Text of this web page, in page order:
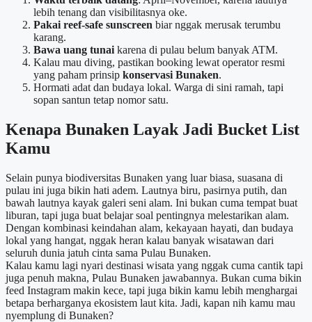
lebih tenang dan visibilitasnya oke.
Pakai reef-safe sunscreen biar nggak merusak terumbu
karang.
Bawa uang tunai karena di pulau belum banyak ATM.
Kalau mau diving, pastikan booking lewat operator resmi
yang paham prinsip konservasi Bunaken.
Hormati adat dan budaya lokal. Warga di sini ramah, tapi
sopan santun tetap nomor satu.
Kenapa Bunaken Layak Jadi Bucket List
Kamu
Selain punya biodiversitas Bunaken yang luar biasa, suasana di
pulau ini juga bikin hati adem. Lautnya biru, pasirnya putih, dan
bawah lautnya kayak galeri seni alam. Ini bukan cuma tempat buat
liburan, tapi juga buat belajar soal pentingnya melestarikan alam.
Dengan kombinasi keindahan alam, kekayaan hayati, dan budaya
lokal yang hangat, nggak heran kalau banyak wisatawan dari
seluruh dunia jatuh cinta sama Pulau Bunaken.
Kalau kamu lagi nyari destinasi wisata yang nggak cuma cantik tapi
juga penuh makna, Pulau Bunaken jawabannya. Bukan cuma bikin
feed Instagram makin kece, tapi juga bikin kamu lebih menghargai
betapa berharganya ekosistem laut kita. Jadi, kapan nih kamu mau
nyemplung di Bunaken?